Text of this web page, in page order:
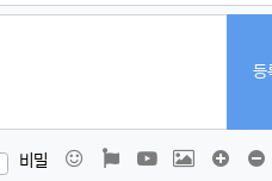
등
비밀 이모티콘폰트어썸동영상 이미지 댓글